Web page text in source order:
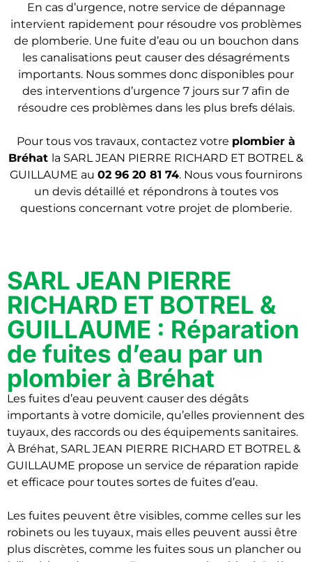
En cas d’urgence, notre service de dépannage
intervient rapidement pour résoudre vos problèmes
de plomberie. Une fuite d’eau ou un bouchon dans
les canalisations peut causer des désagréments
importants. Nous sommes donc disponibles pour
des interventions d’urgence 7 jours sur 7 afin de
résoudre ces problèmes dans les plus brefs délais.
Pour tous vos travaux, contactez votre plombier à
Bréhat la SARL JEAN PIERRE RICHARD ET BOTREL &
GUILLAUME au 02 96 20 81 74. Nous vous fournirons
un devis détaillé et répondrons à toutes vos
questions concernant votre projet de plomberie.
SARL JEAN PIERRE
RICHARD ET BOTREL &
GUILLAUME : Réparation
de fuites d’eau par un
plombier à Bréhat
Les fuites d’eau peuvent causer des dégâts
importants à votre domicile, qu’elles proviennent des
tuyaux, des raccords ou des équipements sanitaires.
À Bréhat, SARL JEAN PIERRE RICHARD ET BOTREL &
GUILLAUME propose un service de réparation rapide
et efficace pour toutes sortes de fuites d’eau.
Les fuites peuvent être visibles, comme celles sur les
robinets ou les tuyaux, mais elles peuvent aussi être
plus discrètes, comme les fuites sous un plancher ou